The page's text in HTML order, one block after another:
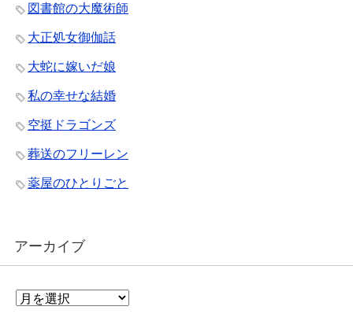
図書館の大魔術師
大正処女御伽話
大蛇に嫁いだ娘
私の幸せな結婚
空挺ドラゴンズ
葬送のフリーレン
薬屋のひとりごと
アーカイブ
ア